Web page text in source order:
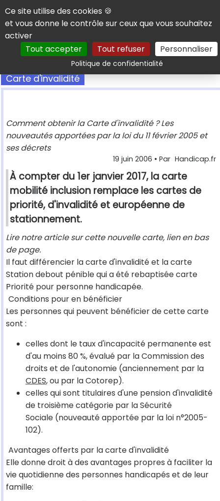
Panneau de gestion des cookies
Ce site utilise des cookies 🍪
et vous donne le contrôle sur ceux que vous souhaitez
activer
Tout accepter
Tout refuser Personnaliser
Politique de confidentialitéRechercher
Carte d'invalidité
Comment obtenir la Carte d'invalidité ? Les
nouveautés apportées par la loi du 11 février 2005 et
ses décrets
19 juin 2006 • Par Handicap.fr
À compter du 1er janvier 2017, la carte
mobilité inclusion remplace les cartes de
priorité, d'invalidité et européenne de
stationnement.
Lire notre article sur cette nouvelle carte, lien en bas
de page.
Il faut différencier la carte d'invalidité et la carte
Station debout pénible qui a été rebaptisée carte
Priorité pour personne handicapée.
Conditions pour en bénéficier
Les personnes qui peuvent bénéficier de cette carte
sont :
celles dont le taux d'incapacité permanente est
d'au moins 80 %, évalué par la Commission des
droits et de l'autonomie (anciennement par la
CDES, ou par la Cotorep).
celles qui sont titulaires d'une pension d'invalidité
de troisième catégorie par la Sécurité
Sociale (nouveauté apportée par la loi n°2005-
102).
Avantages offerts par la carte d'invalidité
Elle donne droit à des avantages propres à faciliter la
vie quotidienne des personnes handicapés et de leur
famille: